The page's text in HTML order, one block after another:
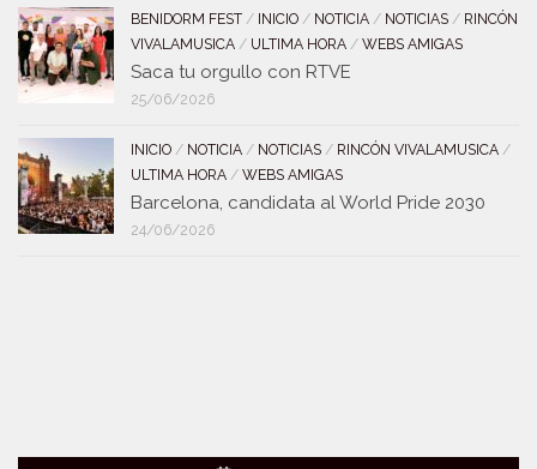
BENIDORM FEST / INICIO / NOTICIA / NOTICIAS / RINCÓN
VIVALAMUSICA / ULTIMA HORA / WEBS AMIGAS
Saca tu orgullo con RTVE
25/06/2026
INICIO / NOTICIA / NOTICIAS / RINCÓN VIVALAMUSICA /
ULTIMA HORA / WEBS AMIGAS
Barcelona, candidata al World Pride 2030
24/06/2026